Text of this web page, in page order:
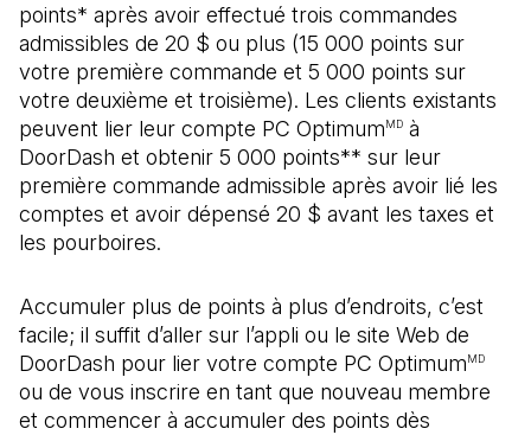
points* après avoir effectué trois commandes
admissibles de 20 $ ou plus (15 000 points sur
votre première commande et 5 000 points sur
votre deuxième et troisième). Les clients existants
peuvent lier leur compte PC OptimumMD à
DoorDash et obtenir 5 000 points** sur leur
première commande admissible après avoir lié les
comptes et avoir dépensé 20 $ avant les taxes et
les pourboires.
Accumuler plus de points à plus d’endroits, c’est
facile; il suffit d’aller sur l’appli ou le site Web de
DoorDash pour lier votre compte PC OptimumMD
ou de vous inscrire en tant que nouveau membre
et commencer à accumuler des points dès